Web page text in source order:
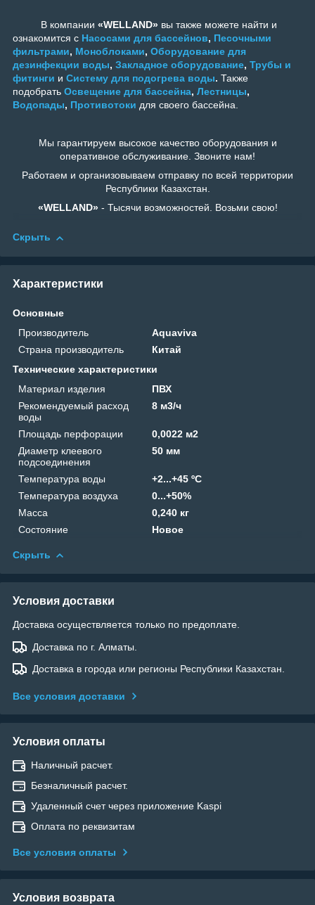
В компании «WELLAND» вы также можете найти и
ознакомится с Насосами для бассейнов, Песочными
фильтрами, Моноблоками, Оборудование для
дезинфекции воды, Закладное оборудование, Трубы и
фитинги и Систему для подогрева воды. Также
подобрать Освещение для бассейна, Лестницы,
Водопады, Противотоки для своего бассейна.
Мы гарантируем высокое качество оборудования и
оперативное обслуживание. Звоните нам!
Работаем и организовываем отправку по всей территории
Республики Казахстан.
«WELLAND»- Тысячи возможностей. Возьми свою!
Скрыть
Характеристики
Основные
Производитель
Aquaviva
Страна производитель
Китай
Технические характеристики
Материал изделия
ПВХ
Рекомендуемый расход
воды
8 м3/ч
Площадь перфорации
0,0022 м2
Диаметр клеевого
подсоединения
50 мм
Температура воды
+2...+45 ºC
Температура воздуха
0...+50%
Масса
0,240 кг
Состояние
Новое
Скрыть
Условия доставки
Доставка осуществляется только по предоплате.
Доставка по г. Алматы.
Доставка в города или регионы Республики Казахстан.
Все условия доставки
Условия оплаты
Наличный расчет.
Безналичный расчет.
Удаленный счет через приложение Kaspi
Оплата по реквизитам
Все условия оплаты
Условия возврата